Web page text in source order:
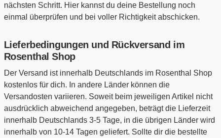
nächsten Schritt. Hier kannst du deine Bestellung noch
einmal überprüfen und bei voller Richtigkeit abschicken.
Lieferbedingungen und Rückversand im
Rosenthal Shop
Der Versand ist innerhalb Deutschlands im Rosenthal Shop
kostenlos für dich. In andere Länder können die
Versandosten variieren. Soweit beim jeweiligen Artikel nicht
ausdrücklich abweichend angegeben, beträgt die Lieferzeit
innerhalb Deutschlands 3-5 Tage, in die übrigen Länder wird
innerhalb von 10-14 Tagen geliefert. Sollte dir die bestellte